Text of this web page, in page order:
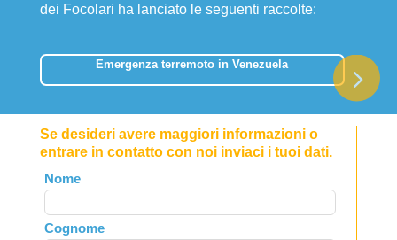
dei Focolari ha lanciato le seguenti raccolte:
Emergenza terremoto in Venezuela
Se desideri avere maggiori informazioni o
entrare in contatto con noi inviaci i tuoi dati.
Leave
this
field
blank
Nome
Cognome